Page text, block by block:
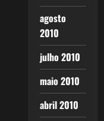
agosto
2010
julho 2010
maio 2010
abril 2010